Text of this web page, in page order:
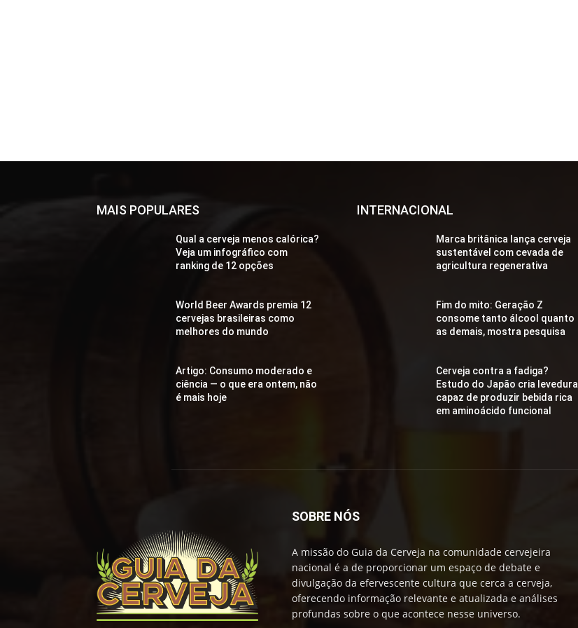
MAIS POPULARES
Qual a cerveja menos calórica?
Veja um infográfico com
ranking de 12 opções
World Beer Awards premia 12
cervejas brasileiras como
melhores do mundo
Artigo: Consumo moderado e
ciência — o que era ontem, não
é mais hoje
INTERNACIONAL
Marca britânica lança cerveja
sustentável com cevada de
agricultura regenerativa
Fim do mito: Geração Z
consome tanto álcool quanto
as demais, mostra pesquisa
Cerveja contra a fadiga?
Estudo do Japão cria levedura
capaz de produzir bebida rica
em aminoácido funcional
SOBRE NÓS
A missão do Guia da Cerveja na comunidade cervejeira
nacional é a de proporcionar um espaço de debate e
divulgação da efervescente cultura que cerca a cerveja,
oferecendo informação relevante e atualizada e análises
profundas sobre o que acontece nesse universo.